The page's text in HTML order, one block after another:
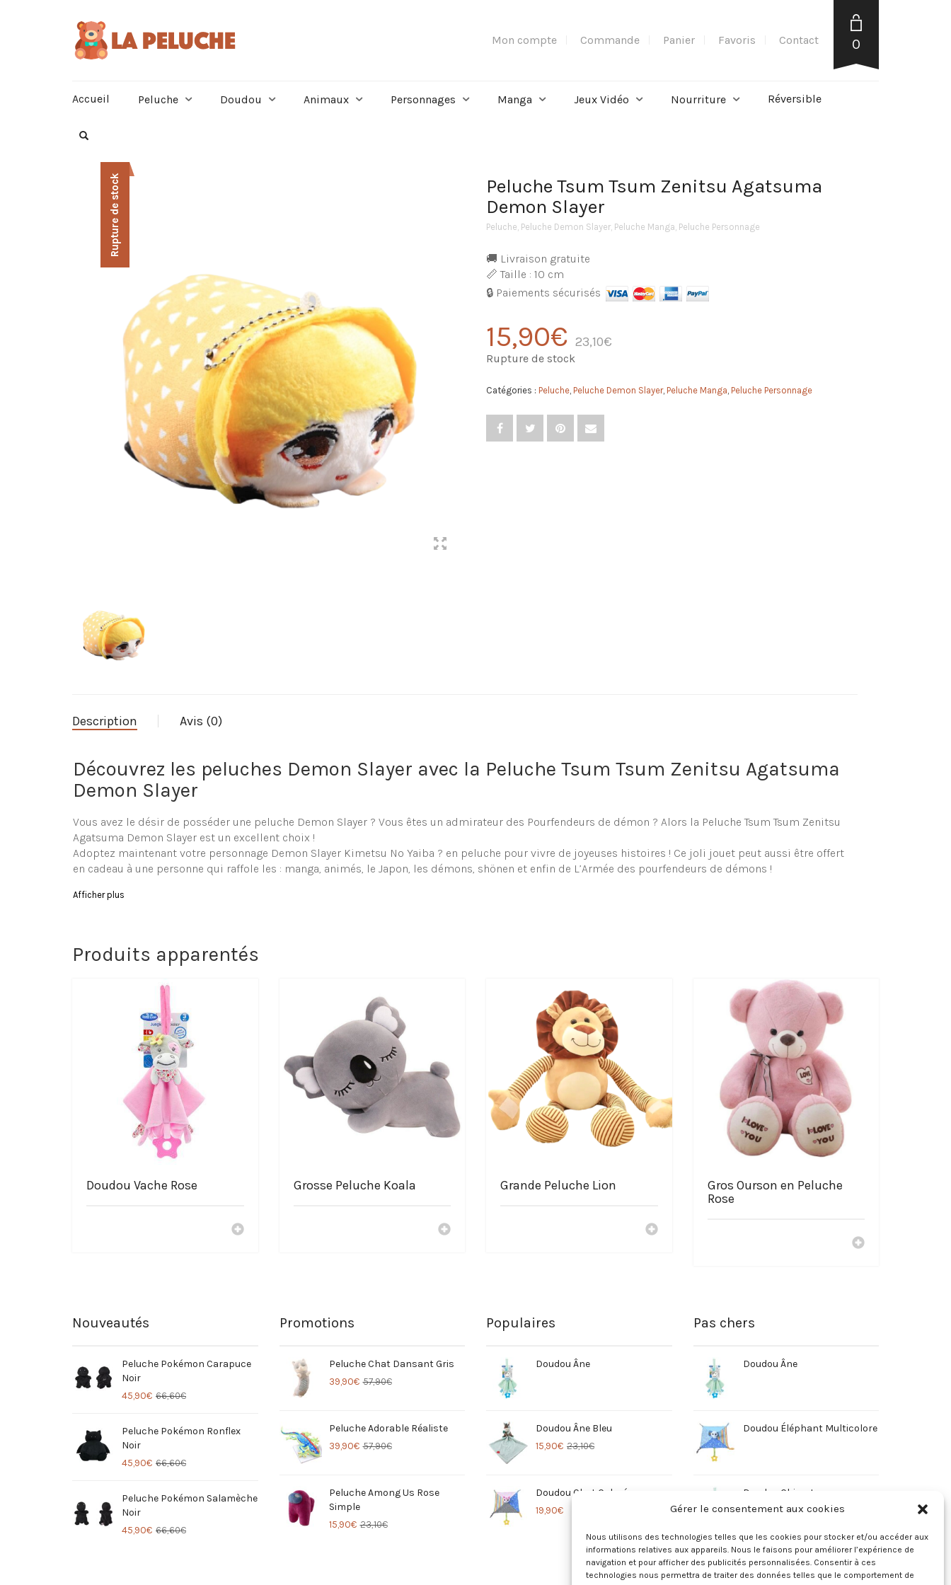
Gérer le consentement aux cookies
Nous utilisons des technologies telles que les cookies pour stocker et/ou accéder aux
informations relatives aux appareils. Nous le faisons pour améliorer l’expérience de
navigation et pour afficher des publicités personnalisées. Consentir à ces
technologies nous permettra de traiter des données telles que le comportement de
Mon compte Commande Panier Favoris Contact 0
Accueil Peluche Doudou Animaux Personnages Manga Jeux Vidéo Nourriture Réversible
Rupture de stock
Peluche Tsum Tsum Zenitsu Agatsuma
Demon Slayer
Peluche Peluche Demon Slayer Peluche Manga Peluche Personnage
🚚 Livraison gratuite
📏 Taille : 10 cm
🔒 Paiements sécurisés
23,10€
15,90€
Rupture de stock
Catégories : Peluche Peluche Demon Slayer, Peluche Manga Peluche Personnage
Description Avis (0)
Découvrez les peluches Demon Slayer avec la Peluche Tsum Tsum Zenitsu Agatsuma
Demon Slayer
Vous avez le désir de posséder une peluche Demon Slayer ? Vous êtes un admirateur des Pourfendeurs de démon ? Alors la Peluche Tsum Tsum Zenitsu
Agatsuma Demon Slayer est un excellent choix !
Adoptez maintenant votre personnage Demon Slayer Kimetsu No Yaiba ? en peluche pour vivre de joyeuses histoires ! Ce joli jouet peut aussi être offert
en cadeau à une personne qui raffole les : manga, animés, le Japon, les démons, shönen et enfin de L’Armée des pourfendeurs de démons !
Parcourez notre assortiment de pourfendeur de demon en peluche
Caractéristiques de la Peluche Tsum Tsum Zenitsu Agatsuma Demon Slayer
Peluche représenté : Tsum Tsum Zenitsu Agatsuma Demon Slayer
Grande douceur
Composition de la peluche : coton
Lavage à la main recommandé ou machine à laver 30 degrés
Passer commande chez La-Peluche.com
SAV Français
Livraison offerte
Paiement 100% sécurisé
Des peluches moins chers
Afficher plus
Produits apparentés
Doudou Vache Rose Grosse Peluche Koala Grande Peluche Lion
Gros Ourson en Peluche
Rose
Nouveautés
Peluche Pokémon Carapuce
Noir
66,60€
45,90€
Peluche Pokémon Ronflex
Noir
66,60€
45,90€
Peluche Pokémon Salamèche
Noir
66,60€
45,90€
Promotions
Peluche Chat Dansant Gris
57,90€
39,90€
Peluche Adorable Réaliste
57,90€
39,90€
Peluche Among Us Rose
Simple
23,10€
15,90€
Populaires
Doudou Âne
Doudou Âne Bleu
23,10€
15,90€
Doudou Chat Coloré
19,90€
Pas chers
Doudou Âne
Doudou Éléphant Multicolore
Doudou Chien Jaune